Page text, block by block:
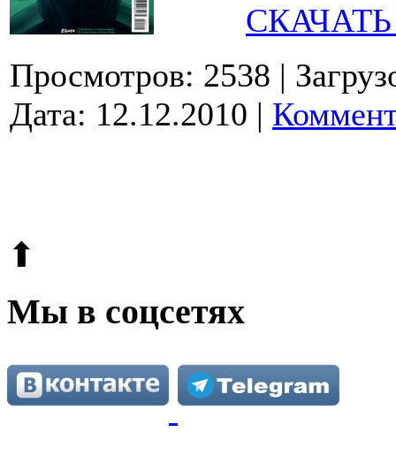
Просмотров: 2538 |
Дата: 12.12.2010 |
⬆
Мы в соцсетях